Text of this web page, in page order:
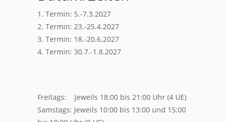
1. Termin: 5.-7.3.2027
2. Termin: 23.-25.4.2027
3. Termin: 18.-20.6.2027
4. Termin: 30.7.-1.8.2027
Freitags: Jeweils 18:00 bis 21:00 Uhr (4 UE)
Samstags: Jeweils 10:00 bis 13:00 und 15:00